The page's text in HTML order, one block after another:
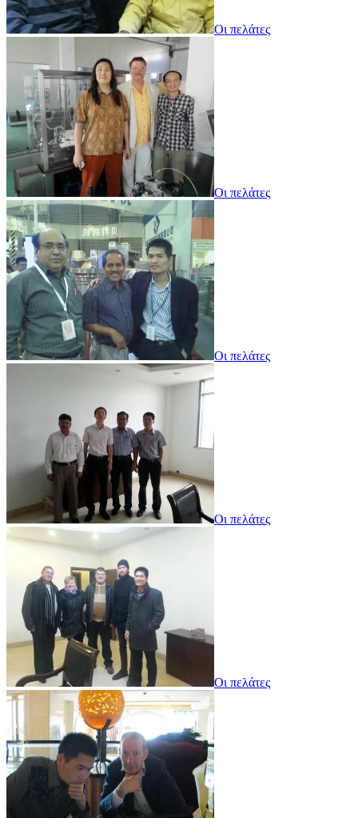
Οι πελάτες
Οι πελάτες
Οι πελάτες
Οι πελάτες
Οι πελάτες